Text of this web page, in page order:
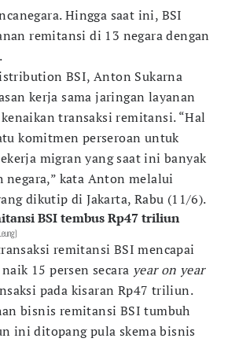
Hingga saat ini, BSI
remitansi di 13 negara dengan
BSI, Anton Sukarna
kerja sama jaringan layanan
transaksi remitansi. “Hal
komitmen perseroan untuk
migran yang saat ini banyak
negara,” kata Anton melalui
dikutip di Jakarta, Rabu (11/6).
BSI tembus Rp47 triliun
remitansi BSI mencapai
15 persen secara year on year
pada kisaran Rp47 triliun.
bisnis remitansi BSI tumbuh
ini ditopang pula skema bisnis